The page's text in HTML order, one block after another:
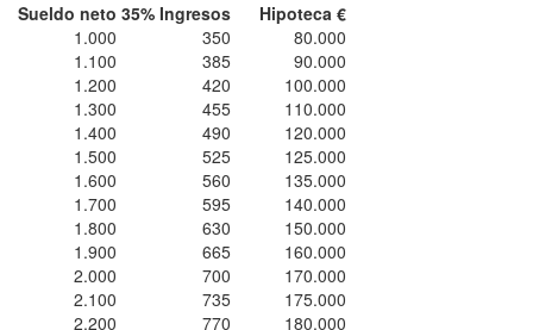
Sueldo neto 35% Ingresos
Hipoteca €
1.000
350
80.000
1.100
385
90.000
1.200
420
100.000
1.300
455
110.000
1.400
490
120.000
1.500
525
125.000
1.600
560
135.000
1.700
595
140.000
1.800
630
150.000
1.900
665
160.000
2.000
700
170.000
2.100
735
175.000
2.200
770 180.000